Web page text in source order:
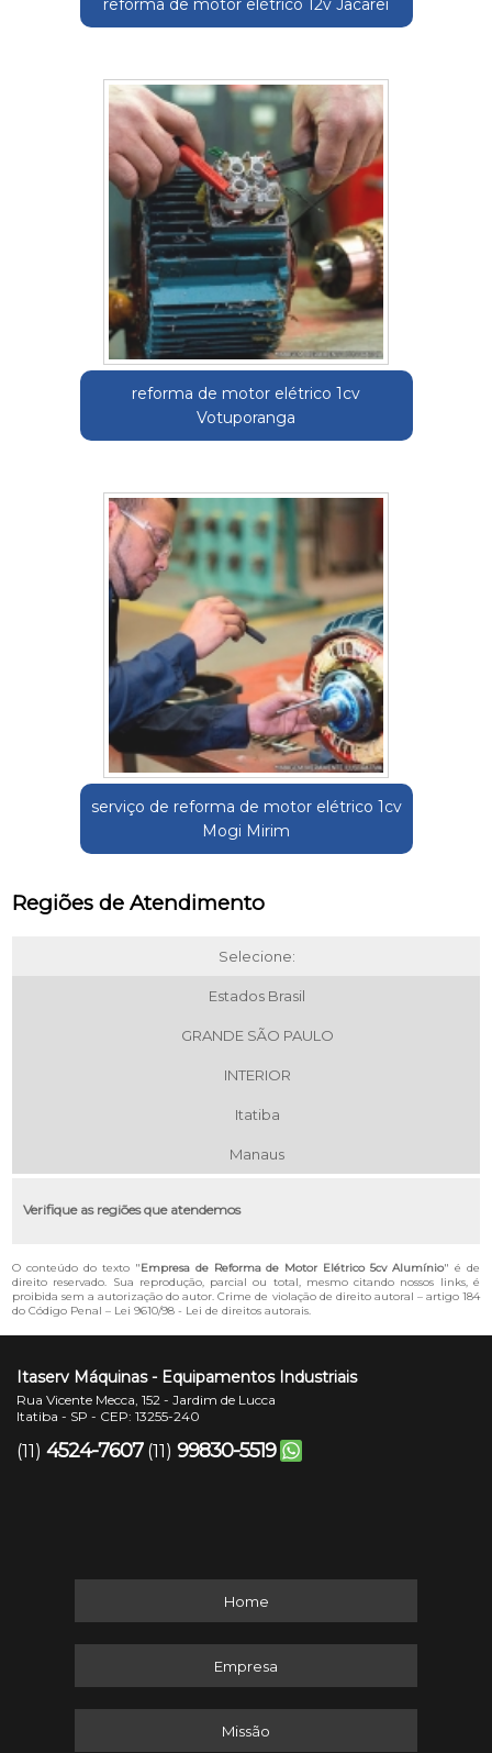
reforma de motor elétrico 12v Jacareí
reforma de motor elétrico 1cv
Votuporanga
serviço de reforma de motor elétrico 1cv
Mogi Mirim
Regiões de Atendimento
Selecione:
Estados Brasil
GRANDE SÃO PAULO
INTERIOR
Itatiba
Manaus
Verifique as regiões que atendemos
O conteúdo do texto "Empresa de Reforma de Motor Elétrico 5cv Alumínio" é de
direito reservado. Sua reprodução, parcial ou total, mesmo citando nossos links, é
proibida sem a autorização do autor. Crime de violação de direito autoral – artigo 184
do Código Penal – Lei 9610/98 - Lei de direitos autorais.
Itaserv Máquinas - Equipamentos Industriais
Rua Vicente Mecca, 152 - Jardim de Lucca
Itatiba - SP - CEP: 13255-240
(11) 4524-7607 (11) 99830-5519
Home
Empresa
Missão